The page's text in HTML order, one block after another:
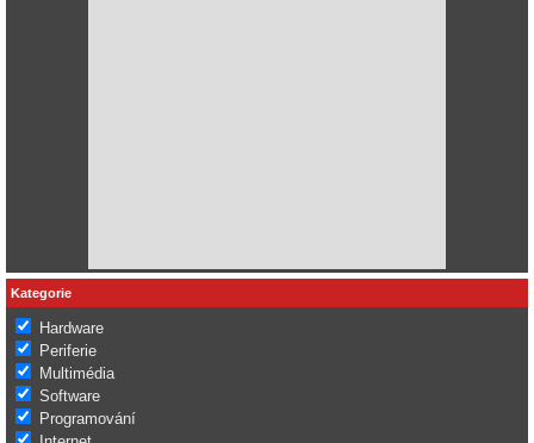
Kategorie
Hardware
Periferie
Multimédia
Software
Programování